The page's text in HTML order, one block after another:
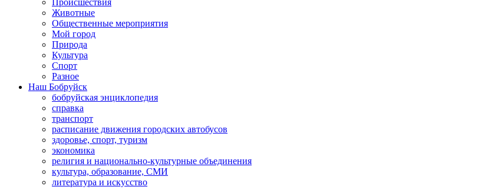
Происшествия
Животные
Общественные мероприятия
Мой город
Природа
Культура
Спорт
Разное
Наш Бобруйск
бобруйская энциклопедия
справка
транспорт
расписание движения городских автобусов
здоровье, спорт, туризм
экономика
религия и национально-культурные объединения
культура, образование, СМИ
литература и искусство